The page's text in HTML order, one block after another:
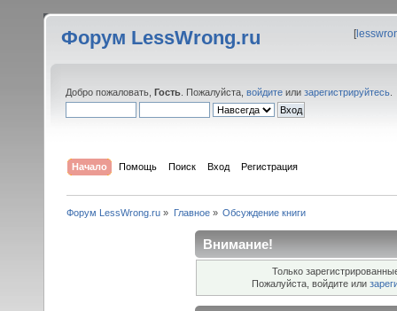
Форум LessWrong.ru [
Добро пожаловать, Гость . Пожалуйста, войдите или зарегистрируйтесь
Начало Помощь Поиск Вход Регистрация
Форум LessWrong.ru » Главное» Обсуждение книги
Внимание!
Только
Пожалуйста, войдите или